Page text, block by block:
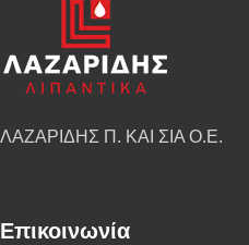
ΛΑΖΑΡΙΔΗΣ Π. ΚΑΙ ΣΙΑ Ο.Ε.
Επικοινωνία